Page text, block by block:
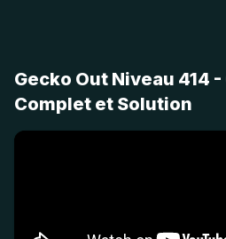
Gecko Out Niveau 414
Complet et Solution